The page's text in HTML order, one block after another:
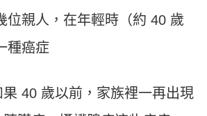
位親人，在年輕時（約 40 歲
種癌症
40 歲以前，家族裡一再出現